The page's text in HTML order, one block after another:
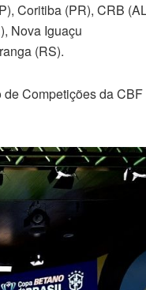
Coritiba (PR), CRB
Nova Iguaçu
(RS).
Competições da CBF